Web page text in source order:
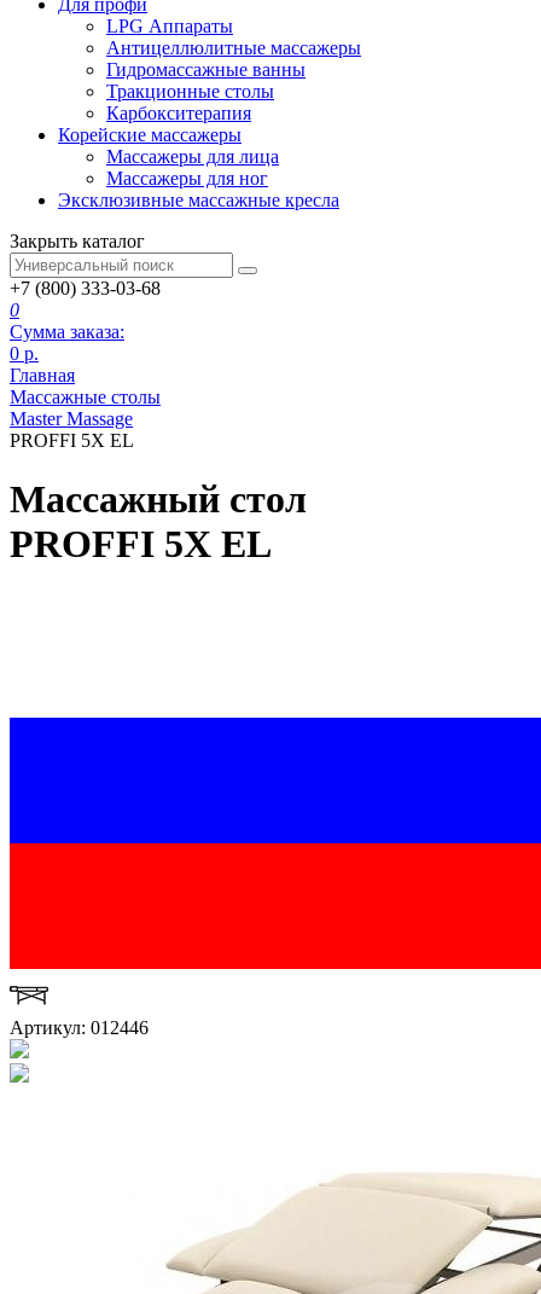
LPG Аппараты
Антицеллюлитные массажеры
Гидромассажные ванны
Тракционные столы
Карбокситерапия
Корейские массажеры
Массажеры для лица
Массажеры для ног
Эксклюзивные массажные кресла
Закрыть каталог
+7 (800) 333-03-68
0
Сумма заказа:
0 р.
Главная
Массажные столы
Master Massage
PROFFI 5X EL
Массажный стол
PROFFI 5X EL
Артикул: 012446